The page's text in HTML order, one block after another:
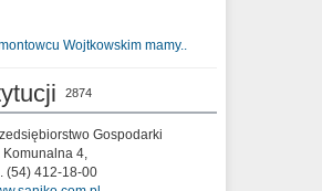
Wojtkowskim mamy..
2874
Gospodarki
Komunalna 4,
(54) 412-18-00